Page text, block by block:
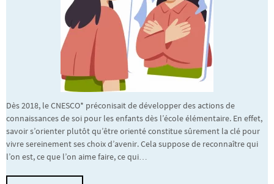
Dès 2018, le CNESCO* préconisait de développer des actions de
connaissances de soi pour les enfants dès l’école élémentaire. En effet,
savoir s’orienter plutôt qu’être orienté constitue sûrement la clé pour
vivre sereinement ses choix d’avenir. Cela suppose de reconnaître qui
l’on est, ce que l’on aime faire, ce qui…